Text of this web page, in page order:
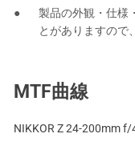
製品の外観・仕様
とがありますので
MTF曲線
NIKKOR Z 24-200mm